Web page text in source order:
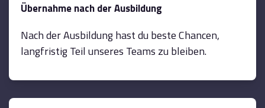
Übernahme nach der Ausbildung
Nach der Ausbildung hast du beste Chancen,
langfristig Teil unseres Teams zu bleiben.